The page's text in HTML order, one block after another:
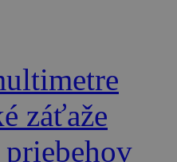
záťaže